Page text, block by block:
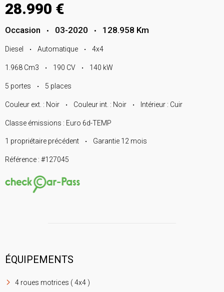
28.990 €
Occasion • 03-2020 • 128.958 Km
Diesel • Automatique • 4x4
1.968 Cm3 • 190 CV • 140 kW
5 portes • 5 places
Couleur ext. : Noir • Couleur int. : Noir • Intérieur : Cuir
Classe émissions : Euro 6d-TEMP
1 propriétaire précédent • Garantie 12 mois
Référence : #127045
ÉQUIPEMENTS
4 roues motrices ( 4x4 )